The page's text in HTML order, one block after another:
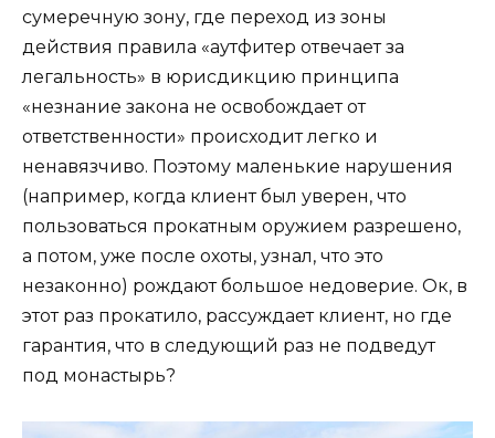
сумеречную зону, где переход из зоны
действия правила «аутфитер отвечает за
легальность» в юрисдикцию принципа
«незнание закона не освобождает от
ответственности» происходит легко и
ненавязчиво. Поэтому маленькие нарушения
(например, когда клиент был уверен, что
пользоваться прокатным оружием разрешено,
а потом, уже после охоты, узнал, что это
незаконно) рождают большое недоверие. Ок, в
этот раз прокатило, рассуждает клиент, но где
гарантия, что в следующий раз не подведут
под монастырь?